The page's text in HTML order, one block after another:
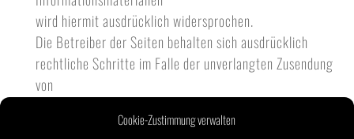
Cookie-Zustimmung verwalten
wird hiermit ausdrücklich widersprochen.
Die Betreiber der Seiten behalten sich ausdrücklich
rechtliche Schritte im Falle der unverlangten Zusendung
von